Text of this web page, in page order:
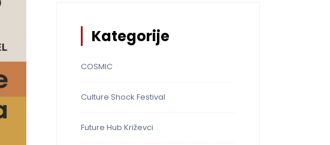
Kategorije
COSMIC
Culture Shock Festival
Future Hub Križevci